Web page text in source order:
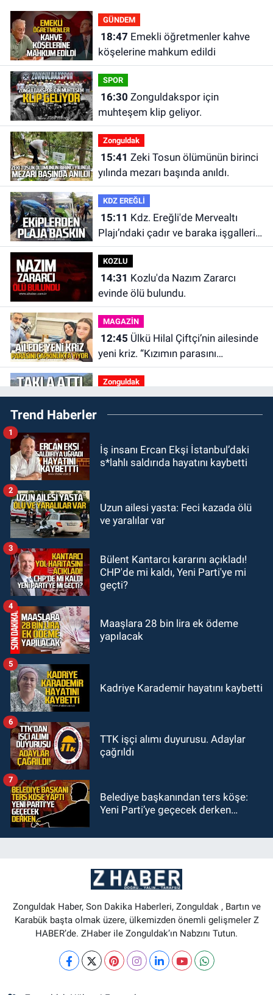
GÜNDEM
18:47
köşelerine mahkum edildi
SPOR
16:30
muhteşem klip geliyor.
Zonguldak
15:41
yılında mezarı başında anıldı.
KDZ EREĞLİ
15:11
Plajı’ndaki çadır ve baraka işgalleri
kaldırıldı.
KOZLU
14:31
evinde ölü bulundu.
MAGAZİN
12:45
yeni kriz. “Kızımın parasını
çapkınlıkta yiyor”
Zonguldak
12:15Çaycuma'da otomobil
durağa çarpıp takla attı. Sürücü
11:49
11:45Karabük'te oğluna mesaj
ULUSAL
10:14Polis Akademisi Başkanlığı
3 bin 250 polis öğrencisi alacak.
Trend Haberler
İş insanı Ercan Ekşi İstanbul’daki
s*lahlı saldırıda hayatını kaybetti
1
Uzun ailesi yasta: Feci kazada ölü
ve yaralılar var
2
Bülent Kantarcı kararını açıkladı!
CHP'de mi kaldı, Yeni Parti'ye mi
geçti?
3
Maaşlara 28 bin lira ek ödeme
yapılacak
4
Kadriye Karademir hayatını kaybetti
5
TTK işçi alımı duyurusu. Adaylar
çağrıldı
6
Belediye başkanından ters köşe:
Yeni Parti’ye geçecek derken…
7
Zonguldak Haber, Son Dakika Haberleri, Zonguldak , Bartın ve
Karabük başta olmak üzere, ülkemizden önemli gelişmeler Z
HABER’de. ZHaber ile Zonguldak’ın Nabzını Tutun.